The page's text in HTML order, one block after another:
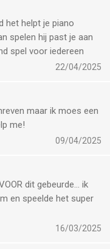
het helpt je piano
spelen hij past je aan
spel voor iedereen
22/04/2025
maar ik moes een
me!
09/04/2025
dit gebeurde… ik
en speelde het super
in het spel, zag ik dat
hierna heb ik
16/03/2025